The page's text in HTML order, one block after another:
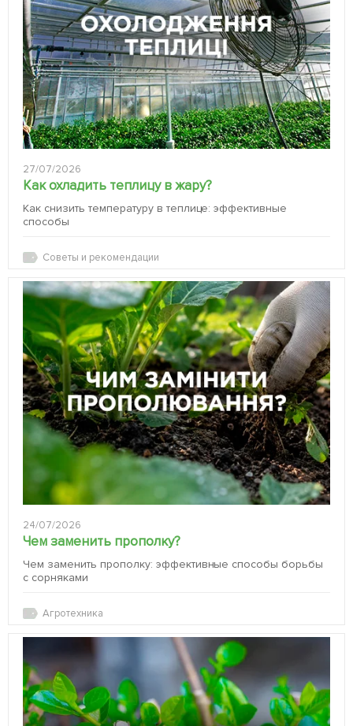
27/07/2026
Как охладить теплицу в жару?
Как снизить температуру в теплице: эффективные
способы
Советы и рекомендации
24/07/2026
Чем заменить прополку?
Чем заменить прополку: эффективные способы борьбы
с сорняками
Агротехника